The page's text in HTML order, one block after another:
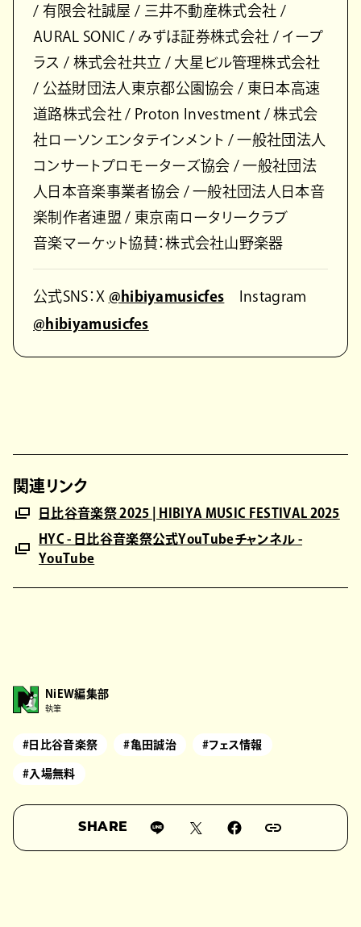
/ 有限会社誠屋 / 三井不動産株式会社 /
AURAL SONIC / みずほ証券株式会社 / イープ
ラス / 株式会社共⽴ / ⼤星ビル管理株式会社
/ 公益財団法⼈東京都公園協会 / 東⽇本⾼速
道路株式会社 / Proton Investment / 株式会
社ローソンエンタテインメント / ⼀般社団法⼈
コンサートプロモーターズ協会 / ⼀般社団法
⼈⽇本⾳楽事業者協会 / ⼀般社団法⼈⽇本⾳
楽制作者連盟 / 東京南ロータリークラブ
⾳楽マーケット協賛：株式会社⼭野楽器
公式SNS：X @hibiyamusicfes Instagram
@hibiyamusicfes
関連リンク
日比谷音楽祭 2025 | HIBIYA MUSIC FESTIVAL 2025
HYC - 日比谷音楽祭公式YouTubeチャンネル -
YouTube
NiEW編集部
執筆
#日比谷音楽祭 #亀田誠治 #フェス情報
#入場無料
SHARE